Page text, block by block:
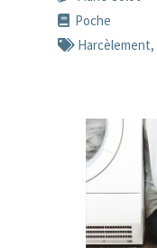
Poche
Harcèlement,